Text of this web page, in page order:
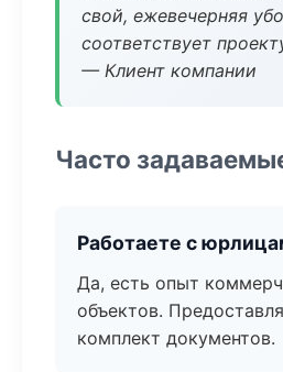
свой, ежевечерняя
соответствует
— Клиент компании
Часто
Работаете с
Да, есть опыт
объектов.
комплект документов.